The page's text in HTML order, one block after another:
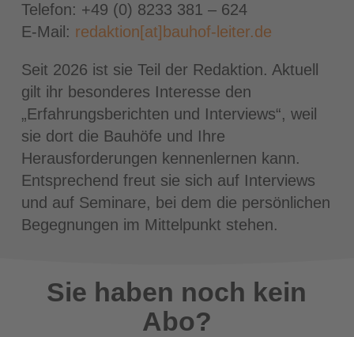
Telefon: +49 (0) 8233 381 – 624
E-Mail: redaktion[at]bauhof-leiter.de
Seit 2026 ist sie Teil der Redaktion. Aktuell
gilt ihr besonderes Interesse den
„Erfahrungsberichten und Interviews“, weil
sie dort die Bauhöfe und Ihre
Herausforderungen kennenlernen kann.
Entsprechend freut sie sich auf Interviews
und auf Seminare, bei dem die persönlichen
Begegnungen im Mittelpunkt stehen.
Sie haben noch kein
Abo?